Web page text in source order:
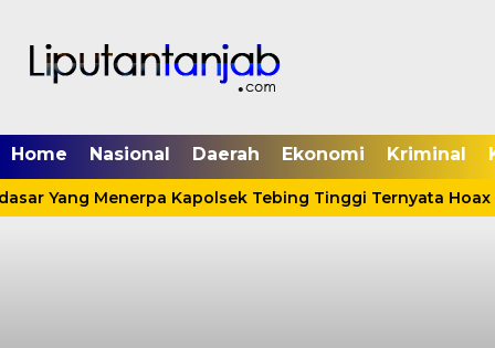
Home Nasional Daerah Ekonomi Kriminal
Yang Menerpa Kapolsek Tebing Tinggi Ternyata Hoax